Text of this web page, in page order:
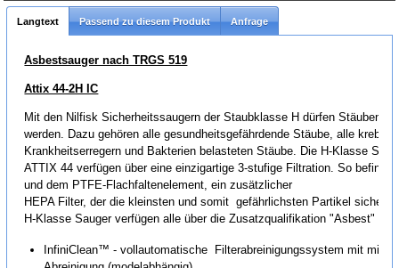
Langtext Passend zu diesem Produkt Anfrage
Asbestsauger nach TRGS 519
Attix 44-2H IC
Mit den Nilfisk Sicherheitssaugern der Staubklasse H dürfen Stäuben
werden. Dazu gehören alle gesundheitsgefährdende Stäube, alle
Krankheitserregern und Bakterien belasteten Stäube. Die H-Klasse
ATTIX 44 verfügen über eine einzigartige 3-stufige Filtration. So
und dem PTFE-Flachfaltenelement, ein zusätzlicher
HEPA Filter, der die kleinsten und somit gefährlichsten Partikel sicher
H-Klasse Sauger verfügen alle über die Zusatzqualifikation "Asbest"
InfiniClean™ - vollautomatische Filterabreinigungssystem mit